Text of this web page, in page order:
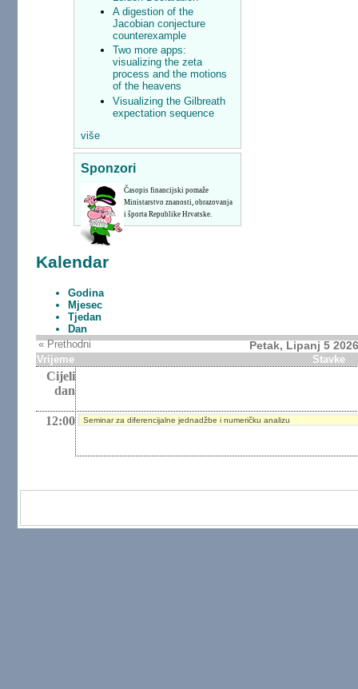
A digestion of the
Jacobian conjecture
counterexample
Two more apps:
visualizing the zeta
process and the motions
of the heavens
Visualizing the Gilbreath
expectation sequence
više
Sponzori
Časopis financijski pomaže
Ministarstvo znanosti, obrazovanja
i športa Republike Hrvatske.
Kalendar
Godina
Mjesec
Tjedan
Dan
« Prethodni
Petak, Lipanj 5 2026
Vrijeme Stavke
Cijeli
dan
12:00 Seminar za diferencijalne jednadžbe i numeričku analizu